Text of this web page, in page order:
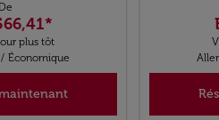
*
plus tôt
/ Économique